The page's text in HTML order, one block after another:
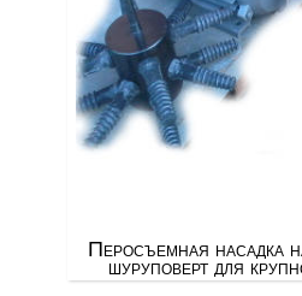
Перосъемная насадка
шуруповерт для